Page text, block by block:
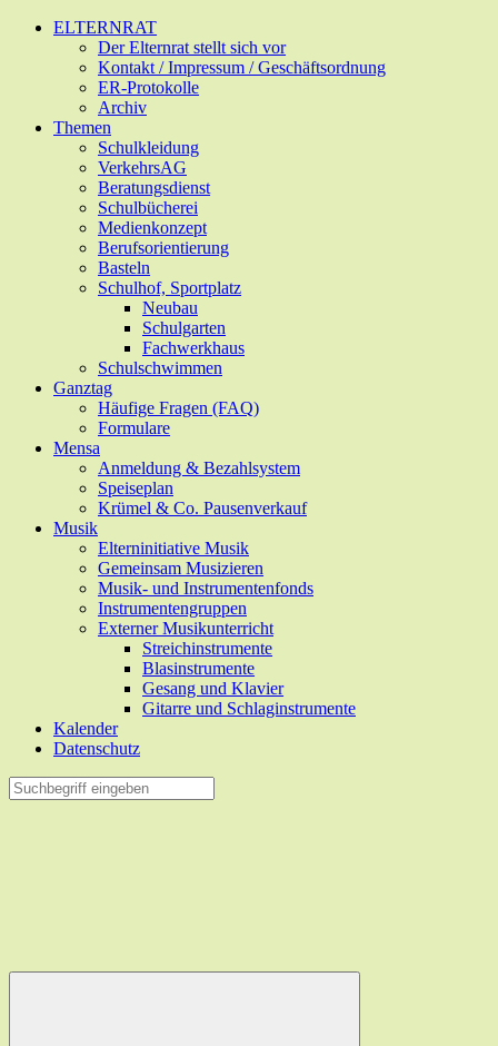
Zum
Hauptinhalt
ELTERNRAT
Der Elternrat stellt sich vor
Kontakt / Impressum / Geschäftsordnung
ER-Protokolle
Archiv
Themen
Schulkleidung
VerkehrsAG
Beratungsdienst
Schulbücherei
Medienkonzept
Berufsorientierung
Basteln
Schulhof, Sportplatz
Neubau
Schulgarten
Fachwerkhaus
Schulschwimmen
Ganztag
Häufige Fragen (FAQ)
Formulare
Mensa
Anmeldung & Bezahlsystem
Speiseplan
Krümel & Co. Pausenverkauf
Musik
Elterninitiative Musik
Gemeinsam Musizieren
Musik- und Instrumentenfonds
Instrumentengruppen
Externer Musikunterricht
Streichinstrumente
Blasinstrumente
Gesang und Klavier
Gitarre und Schlaginstrumente
Kalender
Datenschutz